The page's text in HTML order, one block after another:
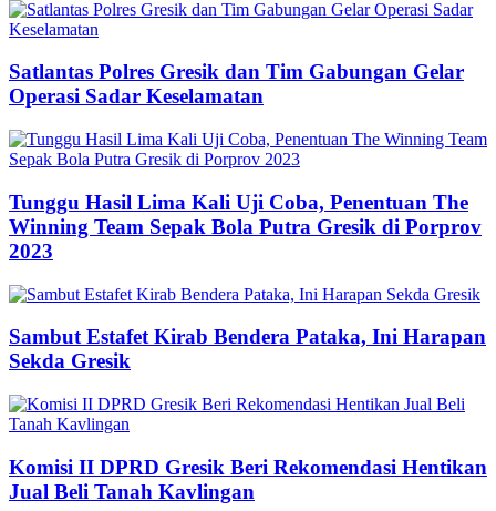
Satlantas Polres Gresik dan Tim Gabungan Gelar
Operasi Sadar Keselamatan
Tunggu Hasil Lima Kali Uji Coba, Penentuan The
Winning Team Sepak Bola Putra Gresik di Porprov
2023
Sambut Estafet Kirab Bendera Pataka, Ini Harapan
Sekda Gresik
Komisi II DPRD Gresik Beri Rekomendasi Hentikan
Jual Beli Tanah Kavlingan